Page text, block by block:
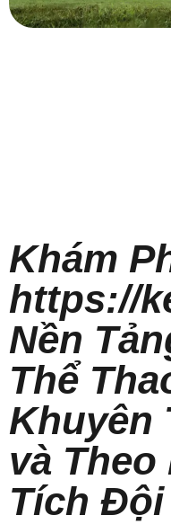
Khám
https://
Nền
Thể
Khuyên
và Theo
Tích